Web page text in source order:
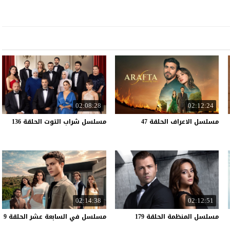
02:12:24
مسلسل الاعراف الحلقة 47
02:08:28
مسلسل شراب التوت الحلقة 136
02:12:51
مسلسل المنظمة الحلقة 179
02:14:38
مسلسل في السابعة عشر الحلقة 9